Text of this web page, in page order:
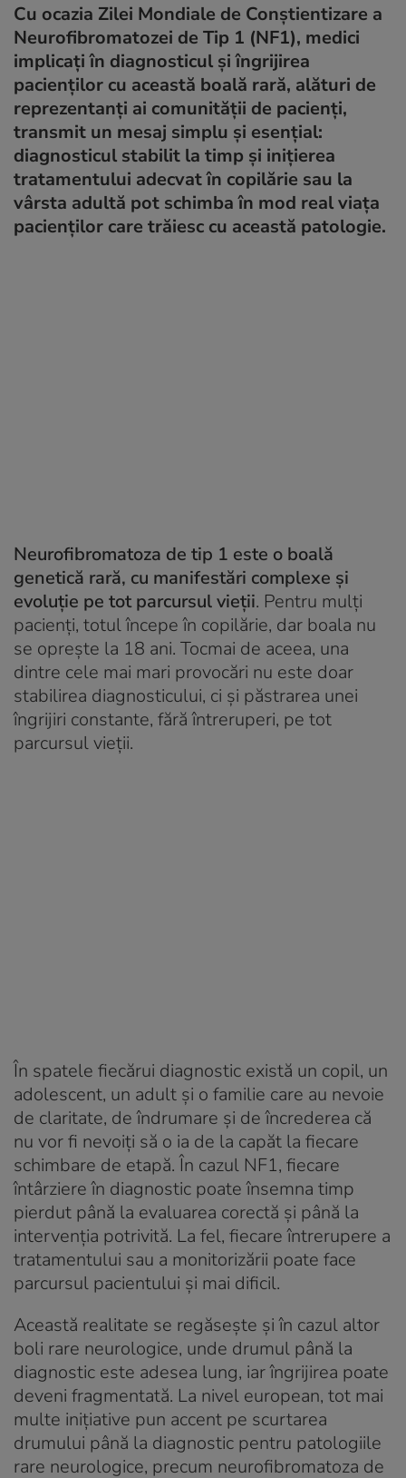
Cu ocazia Zilei Mondiale de Conștientizare a
Neurofibromatozei de Tip 1 (NF1), medici
implicați în diagnosticul și îngrijirea
pacienților cu această boală rară, alături de
reprezentanți ai comunității de pacienți,
transmit un mesaj simplu și esențial:
diagnosticul stabilit la timp și inițierea
tratamentului adecvat în copilărie sau la
vârsta adultă pot schimba în mod real viața
pacienților care trăiesc cu această patologie.
Neurofibromatoza de tip 1 este o boală
genetică rară, cu manifestări complexe și
evoluție pe tot parcursul vieții. Pentru mulți
pacienți, totul începe în copilărie, dar boala nu
se oprește la 18 ani. Tocmai de aceea, una
dintre cele mai mari provocări nu este doar
stabilirea diagnosticului, ci și păstrarea unei
îngrijiri constante, fără întreruperi, pe tot
parcursul vieții.
În spatele fiecărui diagnostic există un copil, un
adolescent, un adult și o familie care au nevoie
de claritate, de îndrumare și de încrederea că
nu vor fi nevoiți să o ia de la capăt la fiecare
schimbare de etapă. În cazul NF1, fiecare
întârziere în diagnostic poate însemna timp
pierdut până la evaluarea corectă și până la
intervenția potrivită. La fel, fiecare întrerupere a
tratamentului sau a monitorizării poate face
parcursul pacientului și mai dificil.
Această realitate se regăsește și în cazul altor
boli rare neurologice, unde drumul până la
diagnostic este adesea lung, iar îngrijirea poate
deveni fragmentată. La nivel european, tot mai
multe inițiative pun accent pe scurtarea
drumului până la diagnostic pentru patologiile
rare neurologice, precum neurofibromatoza de